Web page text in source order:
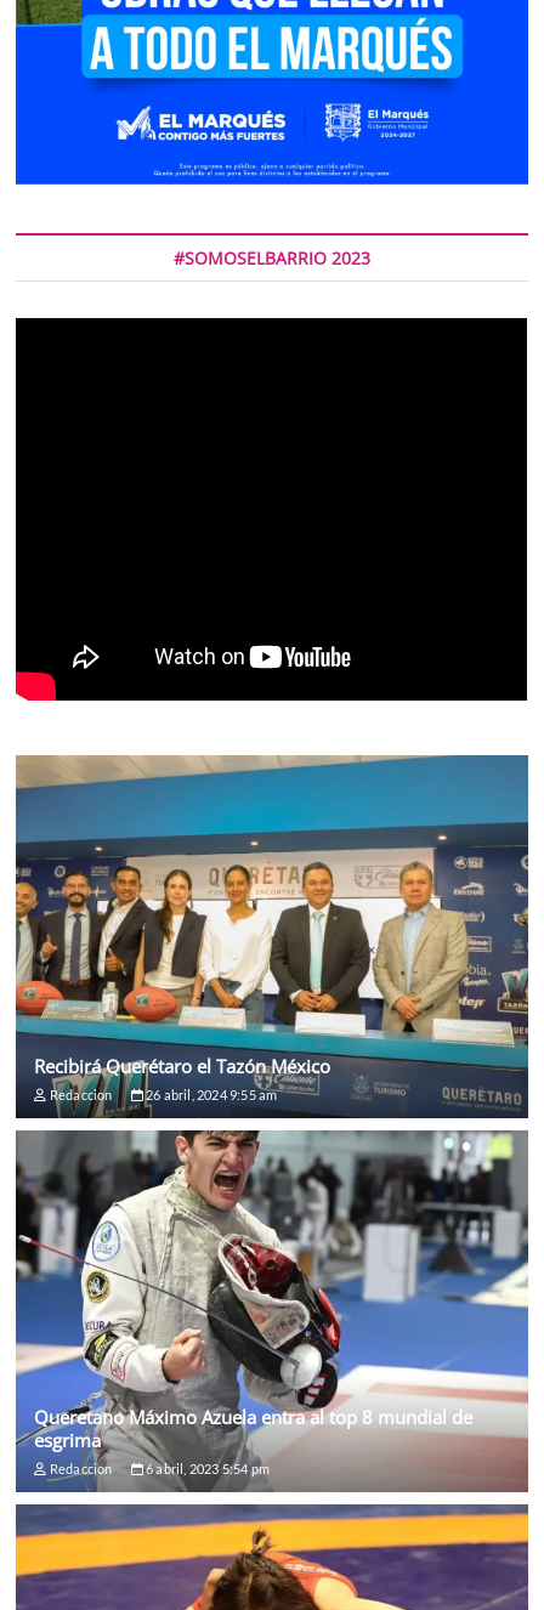
#SOMOSELBARRIO 2023
Recibirá Querétaro el Tazón México
Redaccion 26 abril, 2024 9:55 am
Queretano Máximo Azuela entra al top 8 mundial de
esgrima
Redaccion 6 abril, 2023 5:54 pm